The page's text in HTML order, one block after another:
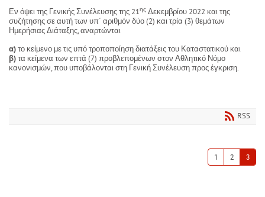
Εν όψει της Γενικής Συνέλευσης της 21ης Δεκεμβρίου 2022 και της
συζήτησης σε αυτή των υπ΄ αριθμόν δύο (2) και τρία (3) θεμάτων
Ημερήσιας Διάταξης, αναρτώνται
α)το κείμενο με τις υπό τροποποίηση διατάξεις του Καταστατικού και
β)τα κείμενα των επτά (7) προβλεπομένων στον Αθλητικό Νόμο
κανονισμών, που υποβάλονται στη Γενική Συνέλευση προς έγκριση.
RSS
1 2 3